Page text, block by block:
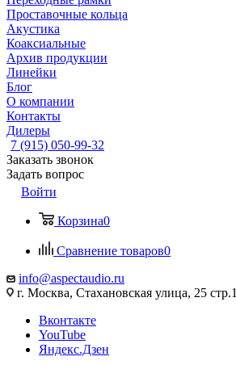
Проставочные кольца
Акустика
Коаксиальные
Архив продукции
Линейки
Блог
О компании
Контакты
Дилеры
7 (915) 050-99-32
Заказать звонок
Задать вопрос
Войти
Корзина0
Сравнение товаров0
info@aspectaudio.ru
г. Москва, Стахановская улица, 25 стр.1
Вконтакте
YouTube
Яндекс.Дзен